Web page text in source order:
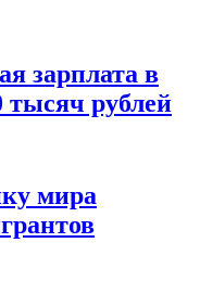
зарплата в
тысяч рублей
мира